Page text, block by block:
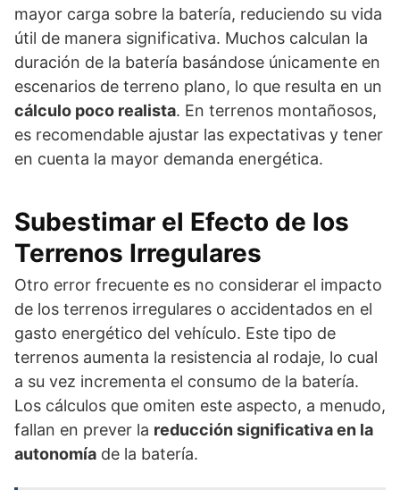
mayor carga sobre la batería, reduciendo su vida
útil de manera significativa. Muchos calculan la
duración de la batería basándose únicamente en
escenarios de terreno plano, lo que resulta en un
cálculo poco realista. En terrenos montañosos,
es recomendable ajustar las expectativas y tener
en cuenta la mayor demanda energética.
Subestimar el Efecto de los
Terrenos Irregulares
Otro error frecuente es no considerar el impacto
de los terrenos irregulares o accidentados en el
gasto energético del vehículo. Este tipo de
terrenos aumenta la resistencia al rodaje, lo cual
a su vez incrementa el consumo de la batería.
Los cálculos que omiten este aspecto, a menudo,
fallan en prever la reducción significativa en la
autonomía de la batería.